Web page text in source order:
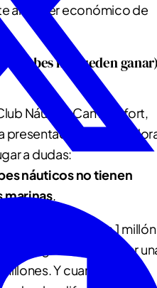
al poder económico de
clubes no pueden
Náutico Can Picafort,
presentación
a dudas:
náuticos no tienen
marinas.
club que factura 1 millón
gestionados por
Y cuando